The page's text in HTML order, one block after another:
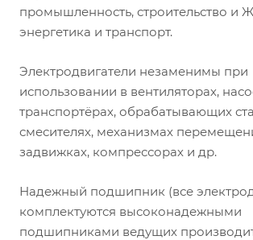
промышленность, строительство и
энергетика и транспорт.
Электродвигатели незаменимы при
использовании в вентиляторах,
транспортёрах, обрабатывающих
смесителях, механизмах
задвижках, компрессорах и др.
Надежный подшипник (все
комплектуются высоконадежными
подшипниками ведущих